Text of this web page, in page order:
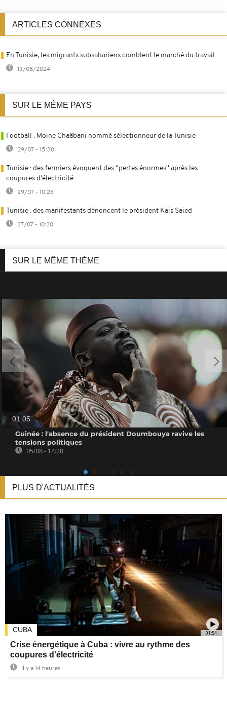
ARTICLES CONNEXES
En Tunisie, les migrants subsahariens comblent le marché du travail
13/08/2024
SUR LE MÊME PAYS
Football : Moïne Chaâbani nommé sélectionneur de la Tunisie
29/07 - 15:30
Tunisie : des fermiers évoquent des ''pertes énormes'' après les
coupures d'électricité
29/07 - 10:26
Tunisie : des manifestants dénoncent le président Kaïs Saïed
27/07 - 10:20
SUR LE MÊME THÈME
01:05
Guinée : l'absence du président Doumbouya ravive les
tensions politiques
05/08 - 14:28
PLUS D'ACTUALITÉS
01:54
CUBA
Crise énergétique à Cuba : vivre au rythme des
coupures d'électricité
Il y a 14 heures